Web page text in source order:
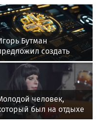
Бутман
создать
для
джаза в России
человек,
был на отдыхе
Агузаровой, опроверг